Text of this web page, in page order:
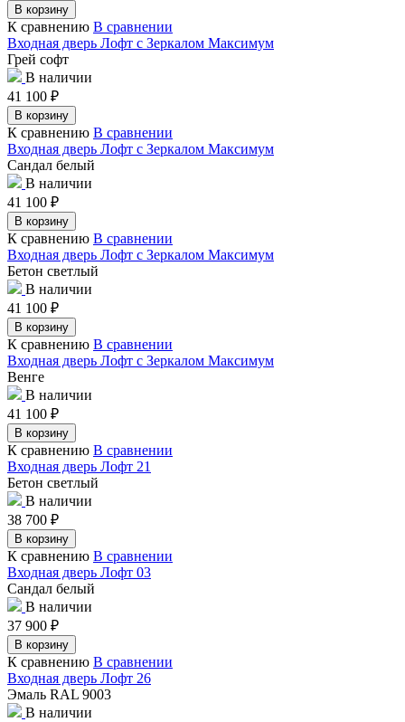
В корзину
К сравнению В сравнении
Входная дверь Лофт с Зеркалом Максимум
Грей софт
В наличии
41 100 ₽
В корзину
К сравнению В сравнении
Входная дверь Лофт с Зеркалом Максимум
Сандал белый
В наличии
41 100 ₽
В корзину
К сравнению В сравнении
Входная дверь Лофт с Зеркалом Максимум
Бетон светлый
В наличии
41 100 ₽
В корзину
К сравнению В сравнении
Входная дверь Лофт с Зеркалом Максимум
Венге
В наличии
41 100 ₽
В корзину
К сравнению В сравнении
Входная дверь Лофт 21
Бетон светлый
В наличии
38 700 ₽
В корзину
К сравнению В сравнении
Входная дверь Лофт 03
Сандал белый
В наличии
37 900 ₽
В корзину
К сравнению В сравнении
Входная дверь Лофт 26
Эмаль RAL 9003
В наличии